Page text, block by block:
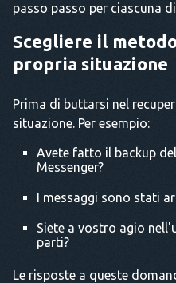
passo passo per ciascuna
Scegliere il
propria situazione
Prima di buttarsi nel
situazione. Per esempio:
Avete fatto il backup
Messenger?
I messaggi sono stati
Siete a vostro agio
parti?
Le risposte a queste